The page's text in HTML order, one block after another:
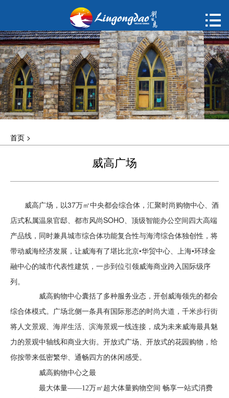
购票
概况
动态
指南
建议

首页 >
威高广场
威高广场，以37万㎡中央都会综合体，汇聚时尚购物中心、酒
店式私属温泉官邸、都市风尚SOHO、顶级智能办公空间四大高端
产品线，同时兼具城市综合体功能复合性与海湾综合体独创性，将
带动威海经济发展，让威海有了堪比北京•华贸中心、上海•环球金
融中心的城市代表性建筑，一步到位引领威海商业跨入国际级序
列。
威高购物中心囊括了多种服务业态，开创威海领先的都会
综合体模式。广场北侧一条具有国际形态的时尚大道，千米步行街
将人文景观、海岸生活、滨海景观一线连接，成为未来威海最具魅
力的景观中轴线和商业大街。开放式广场、开放式的花园购物，给
你按带来低密繁华、通畅四方的休闲感受。
威高购物中心之最
最大体量——12万㎡超大体量购物空间 畅享一站式消费